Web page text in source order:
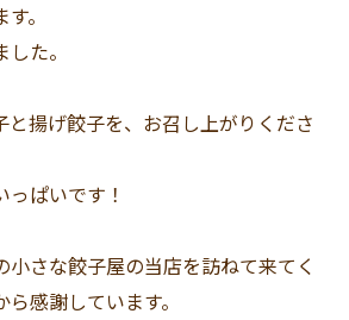
。
た。
と揚げ餃子を、お召し上がりくださ
ぱいです！
小さな餃子屋の当店を訪ねて来てく
感謝しています。